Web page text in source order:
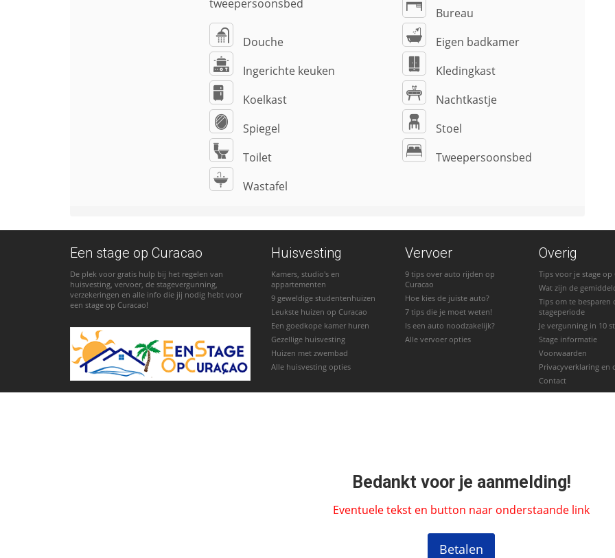
tweepersoonsbed
Bureau
Douche
Eigen badkamer
Ingerichte keuken
Kledingkast
Koelkast
Nachtkastje
Spiegel
Stoel
Toilet
Tweepersoonsbed
Wastafel
Een stage op Curacao
De plek voor gratis hulp bij het regelen van
huisvesting, vervoer, de stagevergunning,
verzekeringen en alle info die jij nodig hebt voor
een stage op Curacao!
Huisvesting
Kamers, studio's en
appartementen
9 geweldige studentenhuizen
Leukste huizen op Curacao
Een goedkope kamer huren
Gezellige huisvesting
Huizen met zwembad
Alle huisvesting opties
Vervoer
9 tips over auto rijden op
Curacao
Hoe kies de juiste auto?
7 tips die je moet weten!
Is een auto noodzakelijk?
Alle vervoer opties
Overig
Tips voor je stage op
Wat zijn de
Tips om te besparen
stageperiode
Je vergunning in 10
Stage informatie
Voorwaarden
Privacyverklaring en
Contact
Bedankt voor je aanmelding!
Eventuele tekst en button naar onderstaande link
Betalen